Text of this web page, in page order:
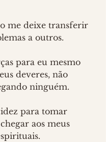
me deixe transferir
a outros.
para eu mesmo
deveres, não
ninguém.
para tomar
aos meus